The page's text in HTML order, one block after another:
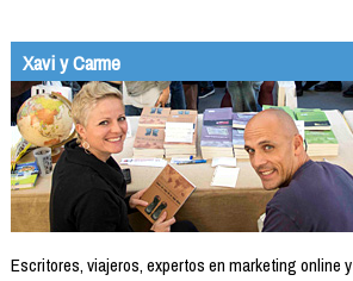
Xavi y Carme
Escritores, viajeros, expertos en marketing online y